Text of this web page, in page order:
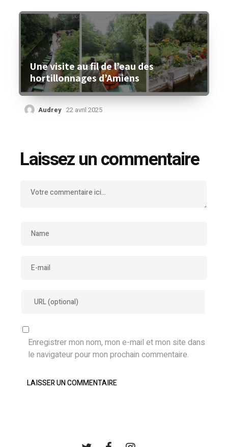
Une visite au fil de l’eau des
hortillonnages d’Amiens
Audrey 22 avril 2025
Laissez un commentaire
Enregistrer mon nom, mon e-mail et mon site dans
le navigateur pour mon prochain commentaire.